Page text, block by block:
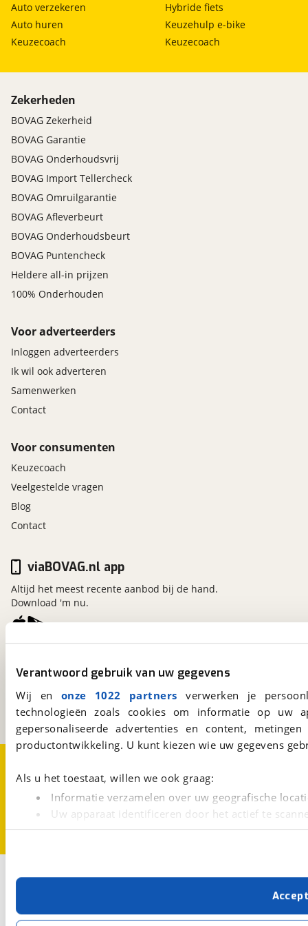
Verantwoord gebruik van uw gegevens
Wij en onze 1022 partners verwerken je
technologieën zoals cookies om informatie op
gepersonaliseerde advertenties en content,
productontwikkeling. U kunt kiezen wie uw gegevens
Als u het toestaat, willen we ook graag:
Informatie verzamelen over uw geografische
Uw apparaat identificeren door het actief te
Lees meer over hoe uw persoonlijke gegevens worden
Met cookies en vergelijkbare technieken zorgen we
cookies zorgen ervoor dat de website goed werkt.
verbeteren. We tonen je graag relevante advertenties
Auto verzekeren
Auto huren
Keuzecoach
Hybride fiets
Keuzehulp e-bike
Keuzecoach
Zekerheden
BOVAG Zekerheid
BOVAG Garantie
BOVAG Onderhoudsvrij
BOVAG Import Tellercheck
BOVAG Omruilgarantie
BOVAG Afleverbeurt
BOVAG Onderhoudsbeurt
BOVAG Puntencheck
Heldere all-in prijzen
100% Onderhouden
Voor adverteerders
Inloggen adverteerders
Ik wil ook adverteren
Samenwerken
Contact
Voor consumenten
Keuzecoach
Veelgestelde vragen
Blog
Contact
Kosterijland15
Een initiatief van
BOVAG
viaBOVAG.nl app
Altijd het meest recente aanbod bij de hand.
Download 'm nu.
Cookievoorkeuren
Vacatures